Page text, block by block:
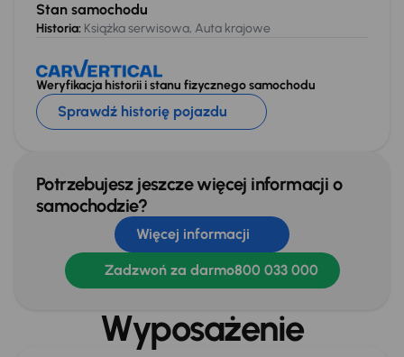
Stan samochodu
Historia: Książka serwisowa, Auta krajowe
Weryfikacja historii i stanu fizycznego samochodu
Sprawdź historię pojazdu
Potrzebujesz jeszcze więcej informacji o
samochodzie?
Więcej informacji
Zadzwoń za darmo800 033 000
Wyposażenie